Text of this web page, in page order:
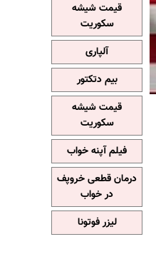
قیمت شیشه
سکوریت
آلپاری
بیم دتکتور
قیمت شیشه
سکوریت
فیلم آپنه خواب
درمان قطعی خروپف
در خواب
لیزر فوتونا